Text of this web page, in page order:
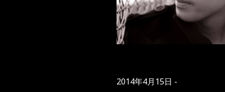
2014年4月15日